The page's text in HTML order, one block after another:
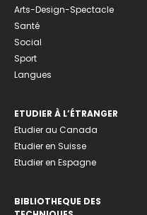
Arts-Design-Spectacle
Santé
Social
Sport
Langues
ETUDIER À L’ÉTRANGER
Etudier au Canada
Etudier en Suisse
Etudier en Espagne
BIBLIOTHEQUE DES